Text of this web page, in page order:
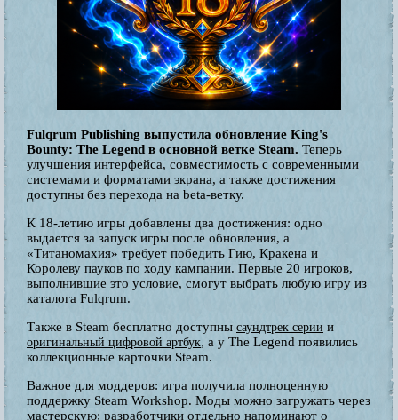
Fulqrum Publishing выпустила обновление King's
Bounty: The Legend в основной ветке Steam. Теперь
улучшения интерфейса, совместимость с современными
системами и форматами экрана, а также достижения
доступны без перехода на beta-ветку.
К 18-летию игры добавлены два достижения: одно
выдается за запуск игры после обновления, а
«Титаномахия» требует победить Гию, Кракена и
Королеву пауков по ходу кампании. Первые 20 игроков,
выполнившие это условие, смогут выбрать любую игру из
каталога Fulqrum.
Также в Steam бесплатно доступны саундтрек серии и
оригинальный цифровой артбук, а у The Legend появились
коллекционные карточки Steam.
Важное для моддеров: игра получила полноценную
поддержку Steam Workshop. Моды можно загружать через
мастерскую; разработчики отдельно напоминают о